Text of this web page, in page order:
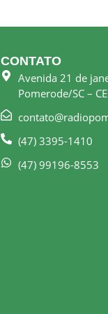
CONTATO
Avenida 21 de
Pomerode/SC –
(47) 3395-1410
(47) 99196-8553